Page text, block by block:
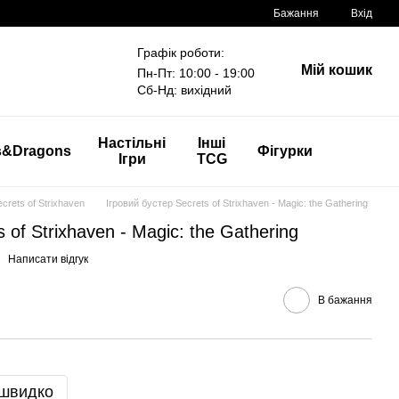
Бажання Вхід
Графік роботи:
Пн-Пт: 10:00 - 19:00
Сб-Нд: вихідний
Мій кошик
Настільні
Ігри
Інші
TCG
Фігурки
of Strixhaven Ігровий бустер Secrets of Strixhaven - Magic: the Gathering
of Strixhaven - Magic: the Gathering
Написати відгук
В бажання